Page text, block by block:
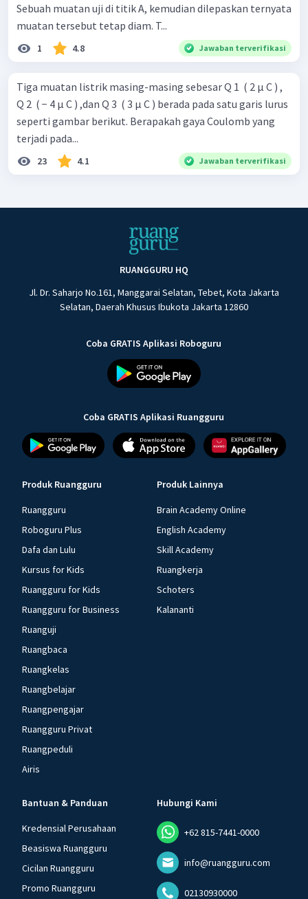
Sebuah muatan uji di titik A, kemudian dilepaskan ternyata
muatan tersebut tetap diam. T...
1 4.8 Jawaban terverifikasi
Tiga muatan listrik masing-masing sebesar Q 1 ​ ( 2 μ C ) ,
Q 2 ​ ( − 4 μ C ) ,dan Q 3 ​ ( 3 μ C ) berada pada satu garis lurus
seperti gambar berikut. Berapakah gaya Coulomb yang
terjadi pada...
23 4.1 Jawaban terverifikasi
RUANGGURU HQ
Jl. Dr. Saharjo No.161, Manggarai Selatan, Tebet, Kota Jakarta
Selatan, Daerah Khusus Ibukota Jakarta 12860
Coba GRATIS Aplikasi Roboguru
Coba GRATIS Aplikasi Ruangguru
Produk Ruangguru
Ruangguru
Roboguru Plus
Dafa dan Lulu
Kursus for Kids
Ruangguru for Kids
Ruangguru for Business
Ruanguji
Ruangbaca
Ruangkelas
Ruangbelajar
Ruangpengajar
Ruangguru Privat
Ruangpeduli
Airis
Produk Lainnya
Brain Academy Online
English Academy
Skill Academy
Ruangkerja
Schoters
Kalananti
Bantuan & Panduan
Kredensial Perusahaan
Beasiswa Ruangguru
Cicilan Ruangguru
Promo Ruangguru
Hubungi Kami
+62 815-7441-0000
info@ruangguru.com
02130930000